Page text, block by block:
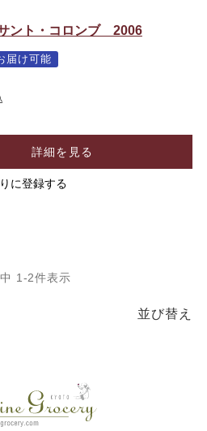
ント・コロンブ 2006
届け可能
詳細を見る
に登録する
並び替え
1 -2件表示